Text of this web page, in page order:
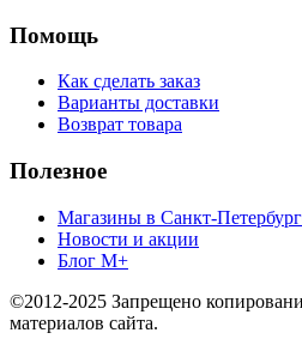
Помощь
Как сделать заказ
Варианты доставки
Возврат товара
Полезное
Магазины в Санкт-
Новости и акции
Блог М+
©2012-2025 Запрещено
материалов сайта.